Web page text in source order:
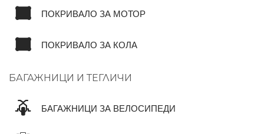
ПОКРИВАЛО ЗА МОТОР
ПОКРИВАЛО ЗА КОЛА
БАГАЖНИЦИ И ТЕГЛИЧИ
БАГАЖНИЦИ ЗА ВЕЛОСИПЕДИ